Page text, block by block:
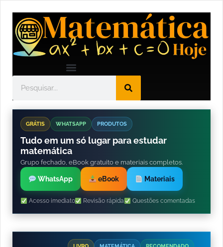
GRÁTIS WHATSAPP PRODUTOS
Tudo em um só lugar para estudar
matemática
Grupo fechado, eBook gratuito e materiais completos.
WhatsApp eBook Materiais
Acesso imediato Revisão rápida Questões comentadas